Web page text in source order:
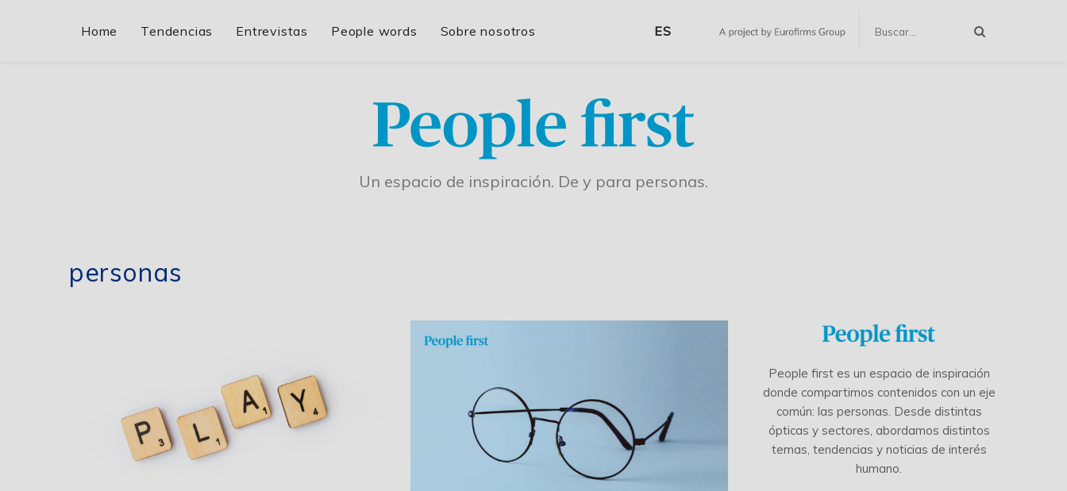
Home Tendencias Entrevistas People words Sobre nosotros ES
Un espacio de inspiración. De y para personas.
personas
People first es un espacio de inspiración
donde compartimos contenidos con un eje
común: las personas. Desde distintas
ópticas y sectores, abordamos distintos
temas, tendencias y noticias de interés
humano.